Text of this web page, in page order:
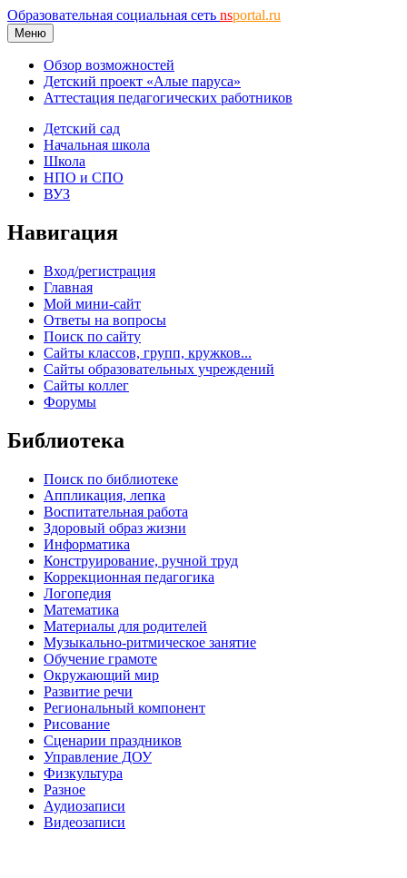
Образовательная социальная сеть nsportal.ru
Меню
Обзор возможностей
Детский проект «Алые паруса»
Аттестация педагогических работников
Детский сад
Начальная школа
Школа
НПО и СПО
ВУЗ
Навигация
Вход/регистрация
Главная
Мой мини-сайт
Ответы на вопросы
Поиск по сайту
Сайты классов, групп, кружков...
Сайты образовательных учреждений
Сайты коллег
Форумы
Библиотека
Поиск по библиотеке
Аппликация, лепка
Воспитательная работа
Здоровый образ жизни
Информатика
Конструирование, ручной труд
Коррекционная педагогика
Логопедия
Математика
Материалы для родителей
Музыкально-ритмическое занятие
Обучение грамоте
Окружающий мир
Развитие речи
Региональный компонент
Рисование
Сценарии праздников
Управление ДОУ
Физкультура
Разное
Аудиозаписи
Видеозаписи